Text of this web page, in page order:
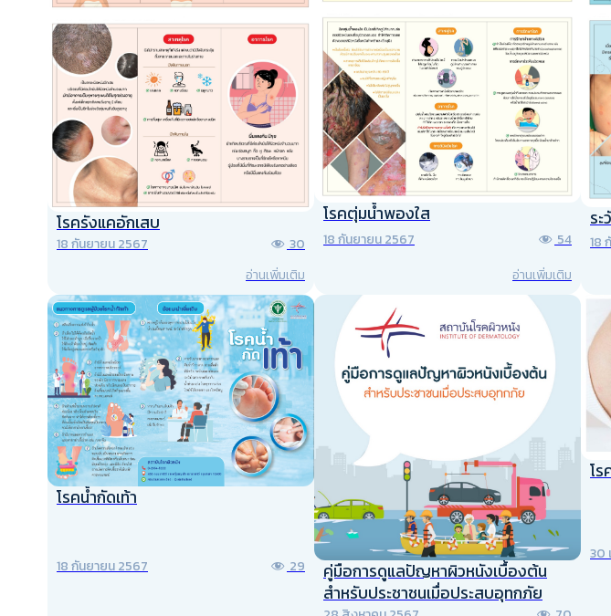
โรครังแคอักเสบ
18 กันยายน 2567 30
อ่านเพิ่มเติม
โรคตุ่มน้ำพองใส
18 กันยายน 2567 54
อ่านเพิ่มเติม
ร
18
โรคน้ำกัดเท้า
18 กันยายน 2567 29
คู่มือการดูแลปัญหาผิวหนังเบื้องต้น
สำหรับประชาชนเมื่อประสบอุทกภัย
โร
30